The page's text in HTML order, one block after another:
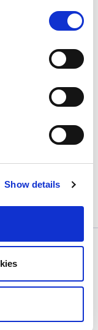
Show details
biscuits
Score B!